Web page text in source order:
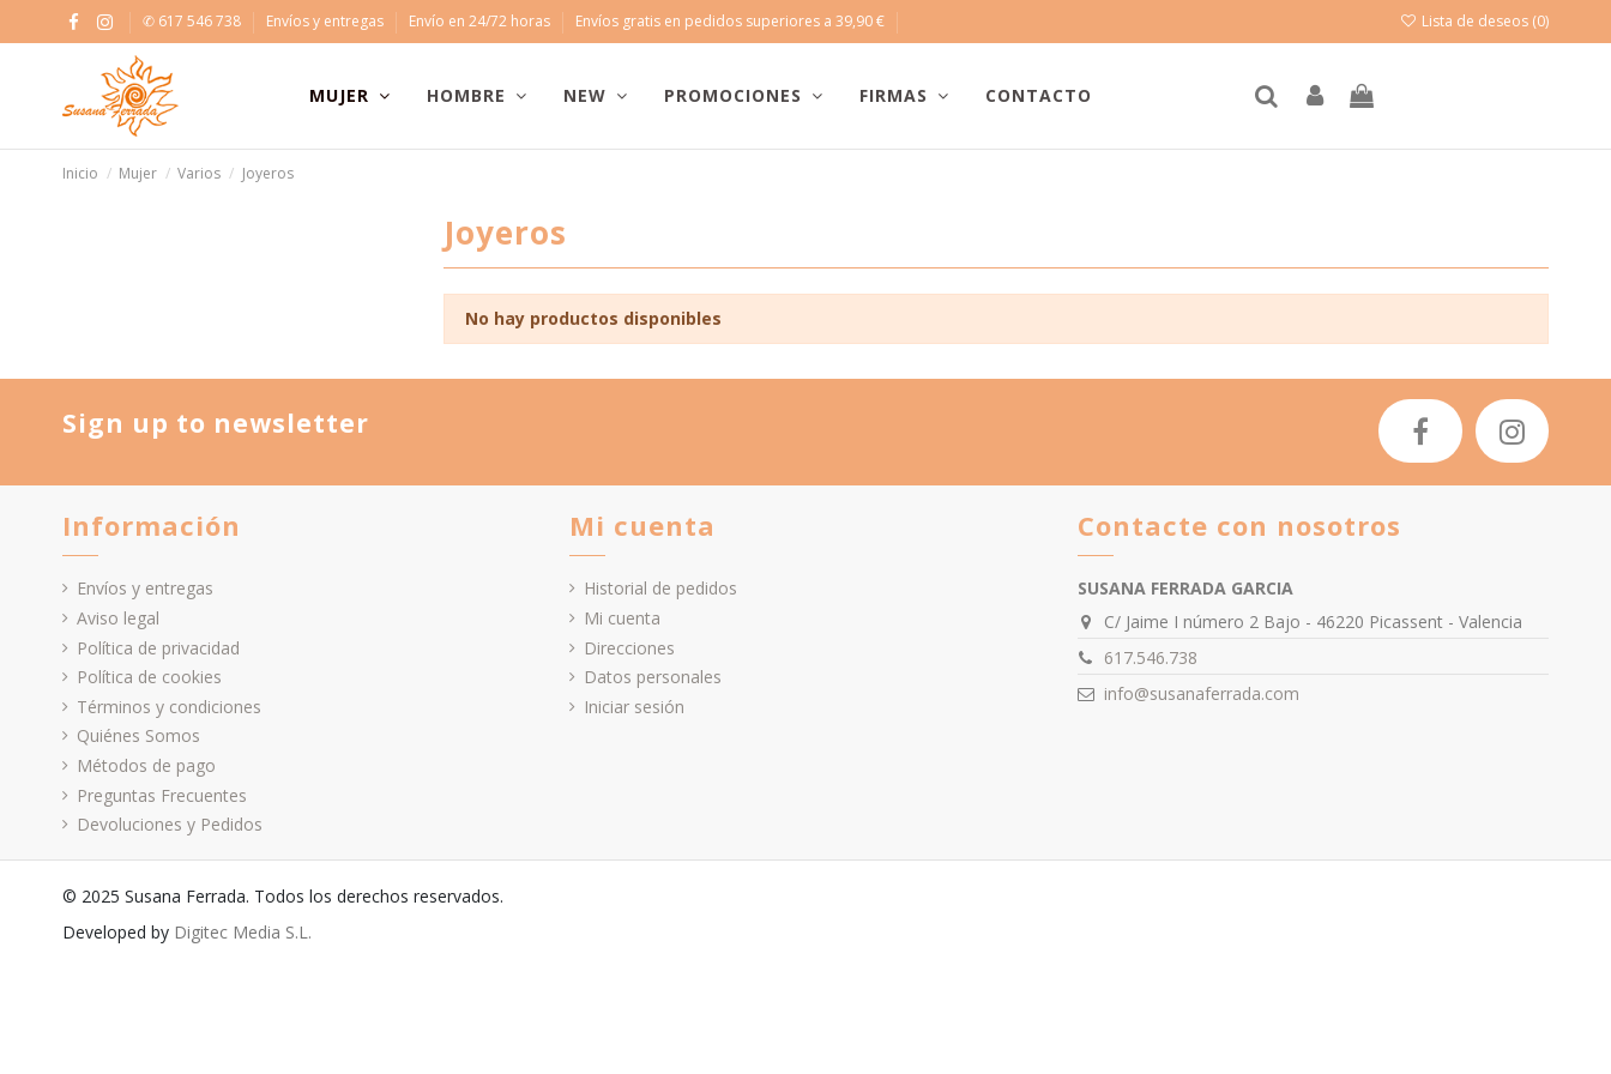
✆ 617 546 738 Envíos y entregas Envío en 24/72 horas Envíos gratis en pedidos superiores a 39,90 € Lista de deseos (0)
MUJER HOMBRE NEW PROMOCIONES FIRMAS CONTACTO
Inicio Mujer Varios Joyeros
Joyeros
No hay productos disponibles
Sign up to newsletter
Información
Envíos y entregas
Aviso legal
Política de privacidad
Política de cookies
Términos y condiciones
Quiénes Somos
Métodos de pago
Preguntas Frecuentes
Devoluciones y Pedidos
Mi cuenta
Historial de pedidos
Mi cuenta
Direcciones
Datos personales
Iniciar sesión
Contacte con nosotros
SUSANA FERRADA GARCIA
C/ Jaime I número 2 Bajo - 46220 Picassent - Valencia
617.546.738
info@susanaferrada.com
© 2025 Susana Ferrada. Todos los derechos reservados.
Developed by Digitec Media S.L.